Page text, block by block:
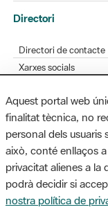
Directori
Directori de contacte
Xarxes socials
Bústia de
Opineu sobre els
MAPA WEB AVÍS LEGAL
Aquest portal web
finalitat tècnica, no
personal dels
això, conté enllaços
privacitat alienes a la
podrà decidir si
nostra política de